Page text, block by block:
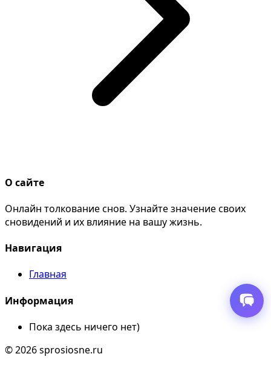
О сайте
Онлайн толкование снов. Узнайте значение своих
сновидений и их влияние на вашу жизнь.
Навигация
Главная
Информация
Пока здесь ничего нет)
© 2026 sprosiosne.ru